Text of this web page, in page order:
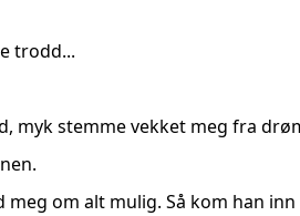
trodd...
myk stemme vekket meg fra
meg om alt mulig. Så kom han inn